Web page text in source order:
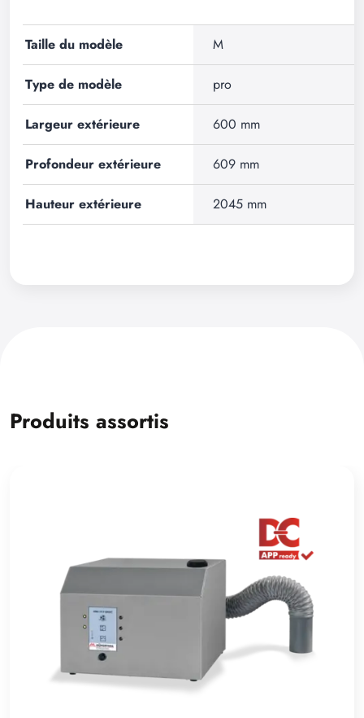
Taille du modèle M
Type de modèle pro
Largeur extérieure 600 mm
Profondeur extérieure 609 mm
Hauteur extérieure 2045 mm
Produits assortis